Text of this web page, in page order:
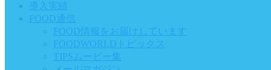
導入実績
FOOD通信
FOOD情報をお届けしています
FOODWORLDトピックス
TIPSムービー集